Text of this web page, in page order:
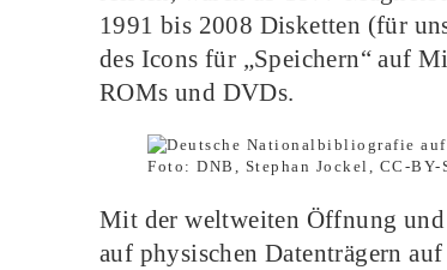
1991 bis 2008 Disketten (für
des Icons für „Speichern“ auf
ROMs und DVDs.
Foto: DNB, Stephan Jockel, CC-BY-
Mit der weltweiten Öffnung
auf physischen Datenträgern